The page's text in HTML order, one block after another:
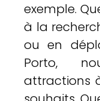
exemple.
à la
ou en
Porto,
attractions